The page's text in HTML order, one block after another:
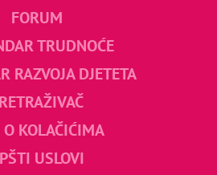
FORUM
TRUDNOĆE
RAZVOJA DJETETA
O KOLAČIĆIMA
USLOVI